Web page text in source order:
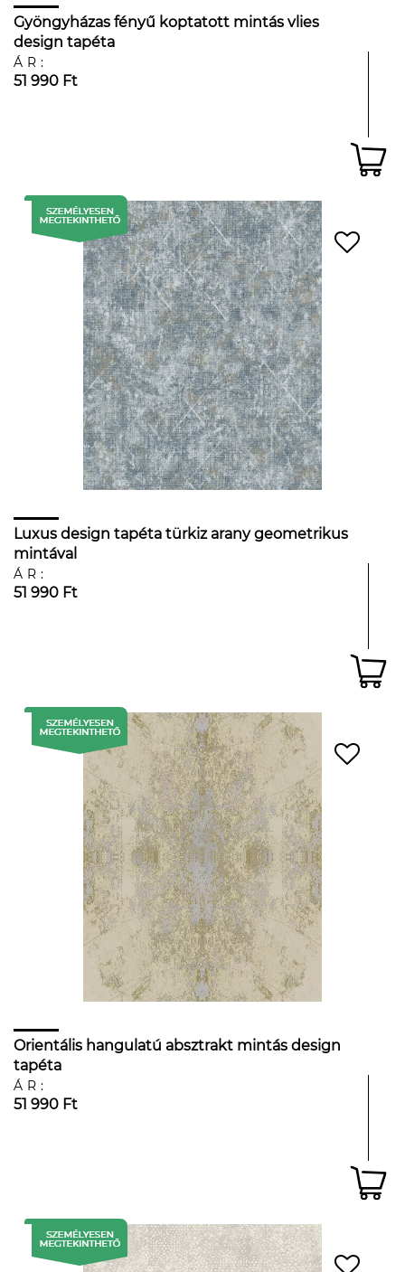
Gyöngyházas fényű koptatott mintás vlies
design tapéta
ÁR:
51 990 Ft
Luxus design tapéta türkiz arany geometrikus
mintával
ÁR:
51 990 Ft
Orientális hangulatú absztrakt mintás design
tapéta
ÁR:
51 990 Ft